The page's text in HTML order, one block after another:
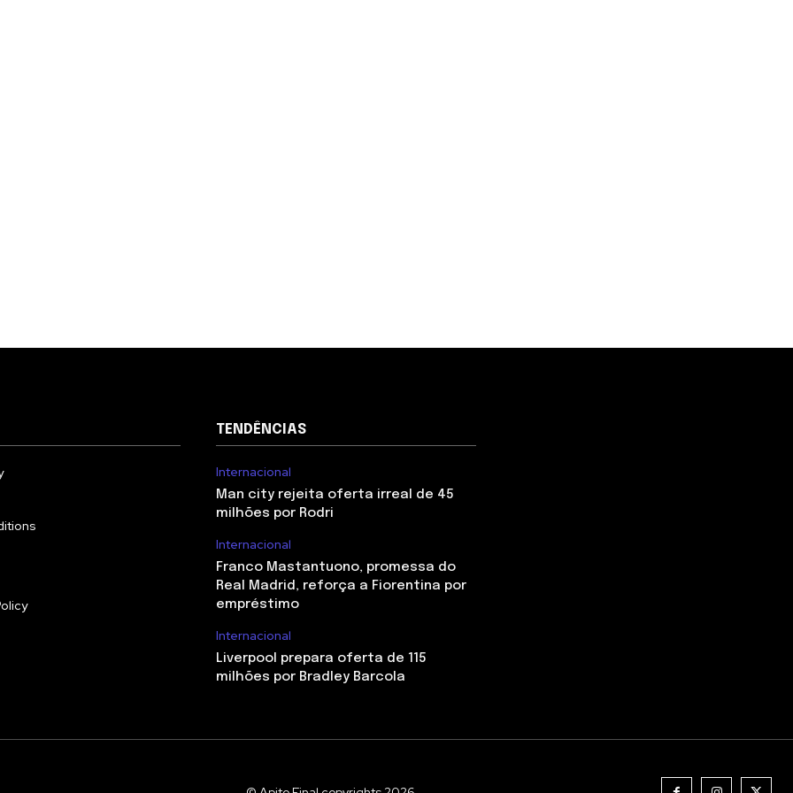
TENDÊNCIAS
Internacional
Man city rejeita oferta irreal de 45
milhões por Rodri
Internacional
Franco Mastantuono, promessa do
Real Madrid, reforça a Fiorentina por
empréstimo
Internacional
Liverpool prepara oferta de 115
milhões por Bradley Barcola